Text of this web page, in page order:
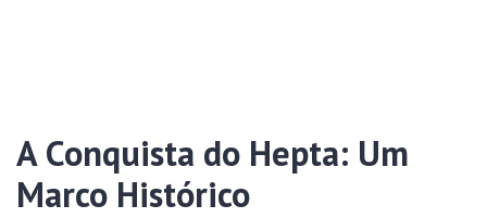
A Conquista do Hepta: Um
Marco Histórico